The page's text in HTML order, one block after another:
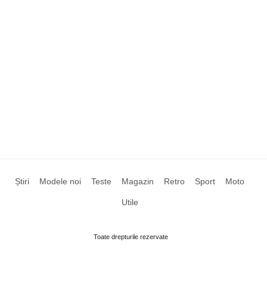
Știri Modele noi Teste Magazin Retro Sport Moto
Utile
Toate drepturile rezervate